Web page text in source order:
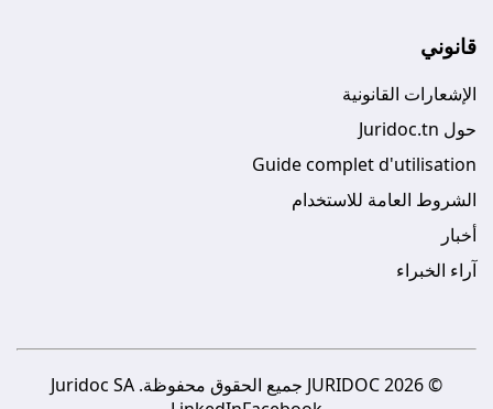
قانوني
الإشعارات القانونية
حول Juridoc.tn
Guide complet d'utilisation
الشروط العامة للاستخدام
أخبار
آراء الخبراء
© 2026 JURIDOC جميع الحقوق محفوظة. Juridoc SA